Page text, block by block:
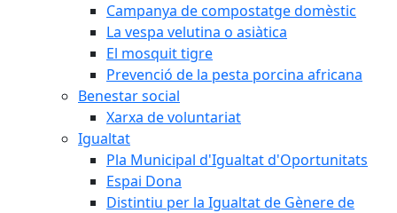
Campanya de compostatge domèstic
La vespa velutina o asiàtica
El mosquit tigre
Prevenció de la pesta porcina africana
Benestar social
Xarxa de voluntariat
Igualtat
Pla Municipal d'Igualtat d'Oportunitats
Espai Dona
Distintiu per la Igualtat de Gènere de